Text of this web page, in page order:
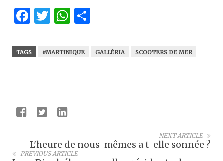
Facebook
Twitter
WhatsApp
TAGS #MARTINIQUE GALLÉRIA SCOOTERS DE MER
NEXT ARTICLE
L'heure de nous-mêmes a t-elle sonnée ?
PREVIOUS ARTICLE